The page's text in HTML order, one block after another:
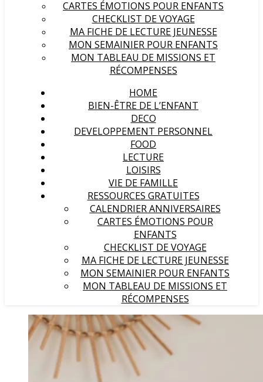
CARTES ÉMOTIONS POUR ENFANTS
CHECKLIST DE VOYAGE
MA FICHE DE LECTURE JEUNESSE
MON SEMAINIER POUR ENFANTS
MON TABLEAU DE MISSIONS ET
RÉCOMPENSES
HOME
BIEN-ÊTRE DE L’ENFANT
DECO
DEVELOPPEMENT PERSONNEL
FOOD
LECTURE
LOISIRS
VIE DE FAMILLE
RESSOURCES GRATUITES
CALENDRIER ANNIVERSAIRES
CARTES ÉMOTIONS POUR
ENFANTS
CHECKLIST DE VOYAGE
MA FICHE DE LECTURE JEUNESSE
MON SEMAINIER POUR ENFANTS
MON TABLEAU DE MISSIONS ET
RÉCOMPENSES